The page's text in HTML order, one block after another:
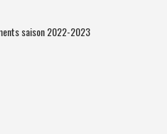
saison 2022-2023